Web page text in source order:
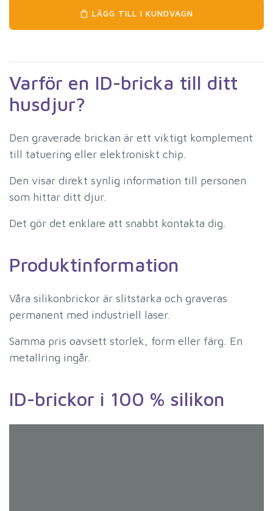
LÄGG TILL I KUNDVAGN
Varför en ID-bricka till ditt
husdjur?
Den graverade brickan är ett viktigt komplement
till tatuering eller elektroniskt chip.
Den visar direkt synlig information till personen
som hittar ditt djur.
Det gör det enklare att snabbt kontakta dig.
Produktinformation
Våra silikonbrickor är slitstarka och graveras
permanent med industriell laser.
Samma pris oavsett storlek, form eller färg. En
metallring ingår.
ID-brickor i 100 % silikon